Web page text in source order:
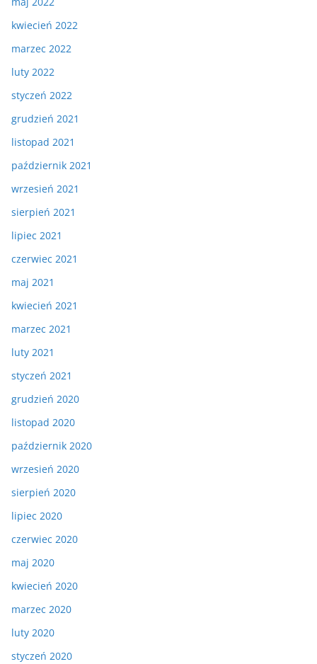
kwiecień 2022
marzec 2022
luty 2022
styczeń 2022
grudzień 2021
listopad 2021
październik 2021
wrzesień 2021
sierpień 2021
lipiec 2021
czerwiec 2021
maj 2021
kwiecień 2021
marzec 2021
luty 2021
styczeń 2021
grudzień 2020
listopad 2020
październik 2020
wrzesień 2020
sierpień 2020
lipiec 2020
czerwiec 2020
maj 2020
kwiecień 2020
marzec 2020
luty 2020
styczeń 2020